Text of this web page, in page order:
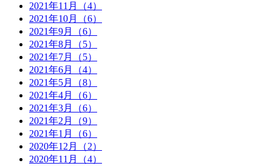
2021年11月（4）
2021年10月（6）
2021年9月（6）
2021年8月（5）
2021年7月（5）
2021年6月（4）
2021年5月（8）
2021年4月（6）
2021年3月（6）
2021年2月（9）
2021年1月（6）
2020年12月（2）
2020年11月（4）